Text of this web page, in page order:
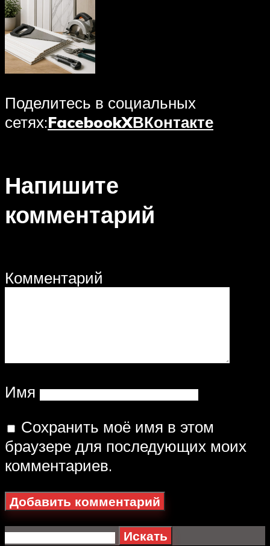
Поделитесь в социальных
сетях:FacebookXВКонтакте
Напишите
комментарий
Комментарий
Имя
Сохранить моё имя в этом
браузере для последующих моих
комментариев.
Искать